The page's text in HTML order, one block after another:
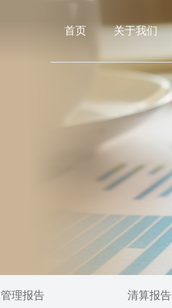
首页 关于我们
管理报告 清算报告